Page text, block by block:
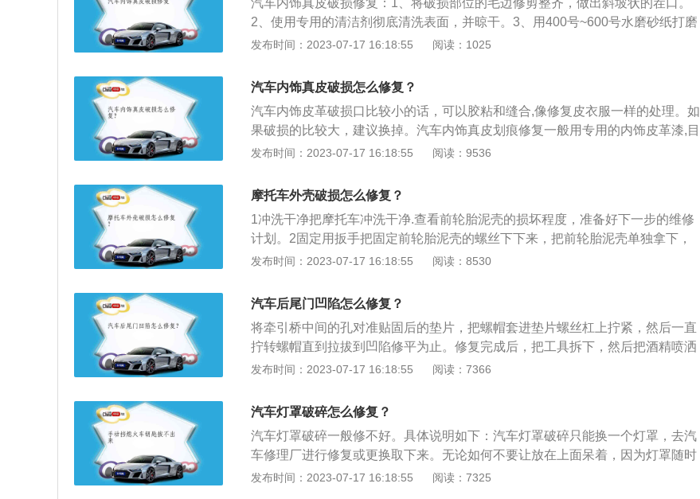
如果汽车尾灯灯罩发生破裂，刚好碰上了车灯一体的车型就比较麻烦，灯罩不能
单独拆开，最好要全套更换。因为这种车型的汽车尾灯拆卸特别麻烦，如果技术
不过关，很有可能会导致其他新的问题出现，而且如果单拆消耗的成本极大，手
微影响线路。汽车后尾灯外壳损坏，一直淋雨可能会导致尾灯泡或插头损坏、车
灯无法照明、影响汽车年检。
汽车内饰真皮破损修复：1、将破损部位的毛边修剪整齐，做出斜坡状的茬口。
2、使用专用的清洁剂彻底清洗表面，并晾干。3、用400号~600号水磨砂纸打磨
破损处的边缘，再次用皮革处理剂清洗、晾干。4、填充一薄层皮革修复剂，用
损部位填平为止。5、用内纹理片压制出与皮革相似的纹理。6、用上色涂料上色
即可。汽车内饰真皮破损不同情况下的处理方法：1、出现微小的裂口时，在裂
口中涂上丙烯酸树脂，然后把裂口对齐，用吹风桶烘干。2、出现较大破口时，
取一块比破口略大一些的元纺衬，并在破口上面垫一层棉布，用熨斗压烫定型，
当革面平整后将垫布取下，用吹风桶烘干。
发布时间：2023-07-17 16:18:55 阅读：1025
汽车内饰真皮破损怎么修复？
汽车内饰皮革破损口比较小的话，可以胶粘和缝合,像修复皮衣服一样的处理。如
果破损的比较大，建议换掉。汽车内饰真皮划痕修复一般用专用的内饰皮革漆,目
前市面上大多数皮革漆都是油性,但是油性不符合环保要求。以下是扩展资料：汽
贵天然动植物滋补营养成分，具有卓越的渗透和滋润作用，使皮具保持柔软的质
感和自然的皮质色泽，对真皮有着深层、持久的保护作用。只需要保护好汽车座
套，爱车的皮革座椅就不会出现太大的损坏。但是车主也要注意定期的清洗坐
垫，清理皮革内饰表面污垢。
发布时间：2023-07-17 16:18:55 阅读：9536
摩托车外壳破损怎么修复？
1冲洗干净把摩托车冲洗干净.查看前轮胎泥壳的损坏程度，准备好下一步的维修
计划。2固定用扳手把固定前轮胎泥壳的螺丝下下来，把前轮胎泥壳单独拿下，
用剪刀把铜皮剪成宽约一两厘米的长条备用。3涂抹把AB双管胶按11的比率直接
手摁住压紧铜片四至分钟，让其自然干即可。
发布时间：2023-07-17 16:18:55 阅读：8530
汽车后尾门凹陷怎么修复？
将牵引桥中间的孔对准贴固后的垫片，把螺帽套进垫片螺丝杠上拧紧，然后一直
拧转螺帽直到拉拔到凹陷修平为止。修复完成后，把工具拆下，然后把酒精喷洒
在车身残胶上，最后用刮铲清理干净。以下是扩展资料：车门凹陷修复：车门凹
落、不掉漆，而且凹陷深度不是很深，那么凹陷比较好办。如果凹陷位于轮眉、
边角与AB柱附近，修复难度提升不少。
发布时间：2023-07-17 16:18:55 阅读：7366
汽车灯罩破碎怎么修复？
汽车灯罩破碎一般修不好。具体说明如下：汽车灯罩破碎只能换一个灯罩，去汽
车修理厂进行修复或更换取下来。无论如何不要让放在上面呆着，因为灯罩随时
有掉下来伤人的可能。拓展资料如下：1、照明灯：照明灯要提供良好照明，并
发布时间：2023-07-17 16:18:55 阅读：7325